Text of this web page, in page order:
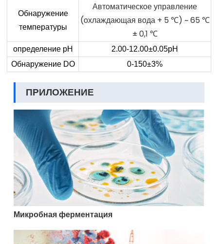
Обнаружение
температуры
Автоматическое управление
(охлаждающая вода + 5 ℃) ~ 65 ℃
± 0,1 ℃
определение pH
2.00-12.00±0.05pH
Обнаружение DO
0-150±3%
ПРИЛОЖЕНИЕ
Микробная ферментация